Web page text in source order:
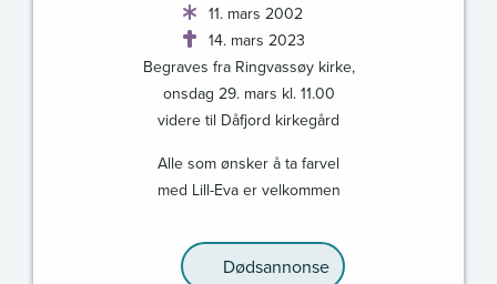
11. mars 2002
14. mars 2023
Begraves fra Ringvassøy kirke,
onsdag 29. mars kl. 11.00
videre til Dåfjord kirkegård
Alle som ønsker å ta farvel
med Lill-Eva er velkommen
Dødsannonse